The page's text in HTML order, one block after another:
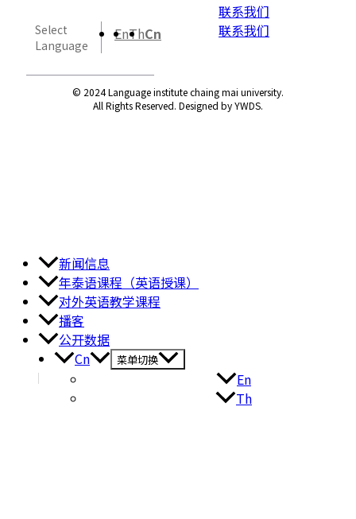
联系我们
联系我们
Select
Language
EnThCn
© 2024 Language institute chaing mai university.
All Rights Reserved. Designed by YWDS.
新闻信息
年泰语课程（英语授课）
对外英语教学课程
播客
公开数据
Cn
菜单切换
En
Th